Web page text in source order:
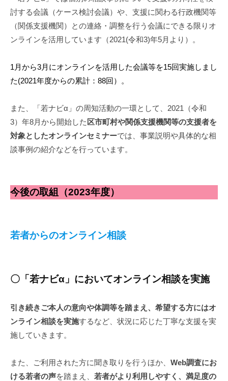
討する会議（ケース検討会議）や、支援に関わる行政機関等
（関係支援機関）との連絡・調整を行う会議にできる限りオ
ンラインを活用しています（2021(令和3)年5月より）。
1月から3月にオンラインを活用した会議等を15回実施しまし
た(2021年度からの累計：88回）。
また、「若ナビα」の周知活動の一環として、2021（令和
3）年8月から開始した 区市町村や関係支援機関等の支援者を
対象としたオンラインセミナーでは、事業説明や具体的な相
談事例の紹介などを行っています。
今後の取組（2023年度）
若者からのオンライン相談
〇「若ナビα」においてオンライン相談を実施
引き続きご本人の意向や体調等を踏まえ、希望する方にはオ
ンライン相談を実施するなど、状況に応じた丁寧な支援を実
施していきます。
また、ご利用された方に聞き取りを行うほか、 Web調査にお
ける若者の声を踏まえ、 若者がより利用しやすく、満足度の